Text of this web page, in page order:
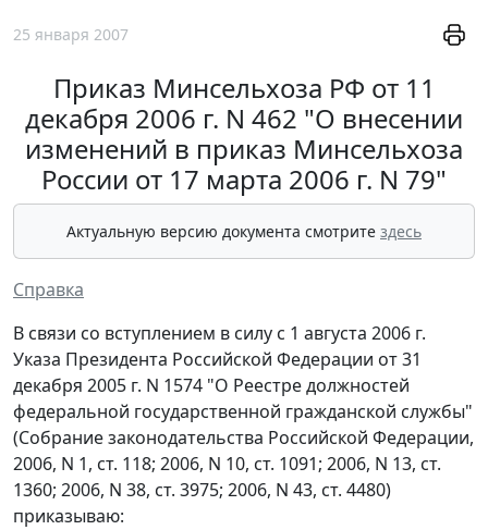
25 января 2007
Приказ Минсельхоза РФ от 11
декабря 2006 г. N 462 "О внесении
изменений в приказ Минсельхоза
России от 17 марта 2006 г. N 79"
Актуальную версию документа смотрите здесь
Справка
В связи со вступлением в силу с 1 августа 2006 г.
Указа Президента Российской Федерации от 31
декабря 2005 г. N 1574 "О Реестре должностей
федеральной государственной гражданской службы"
(Собрание законодательства Российской Федерации,
2006, N 1, ст. 118; 2006, N 10, ст. 1091; 2006, N 13, ст.
1360; 2006, N 38, ст. 3975; 2006, N 43, ст. 4480)
приказываю: